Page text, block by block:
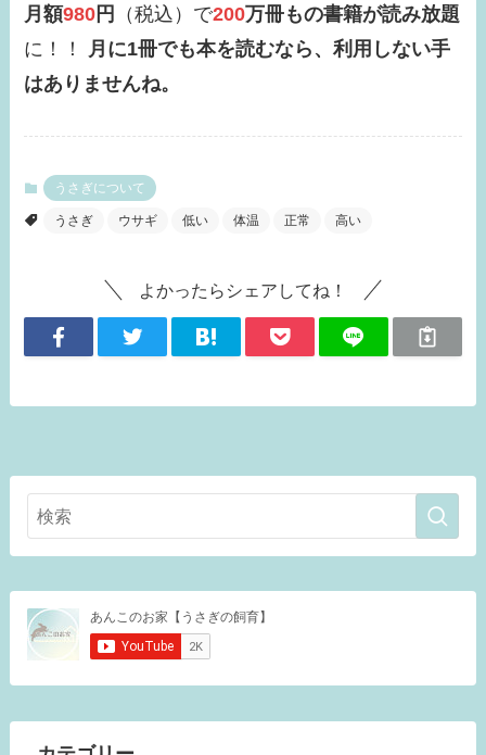
月額980 円 （税込）で200万冊もの書籍が読み放題
に！！
月に1冊でも本を読むなら、利用しない手
はありませんね。
うさぎについて
うさぎ ウサギ 低い 体温 正常 高い
よかったらシェアしてね！